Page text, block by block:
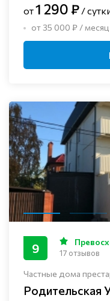
от1 290 ₽ /
от 35 000 ₽ / месяц
Частные дома
Родительская
9 17 отзывов